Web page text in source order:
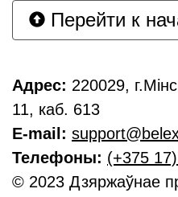
Перейти к
Адрес: 220029,
11, каб. 613
E-mail:
Телефоны: (+375
© 2023 Дзяржаўнае